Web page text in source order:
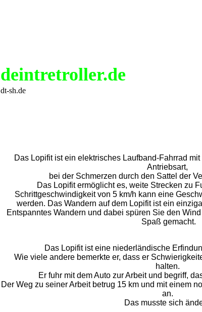
deintretroller.de
dt-sh.de
Das Lopifit ist ein elektrisches Laufband-Fahrrad
Antriebsart,
bei der Schmerzen durch den Sattel der
Das Lopifit ermöglicht es, weite Strecken zu
Schrittgeschwindigkeit von 5 km/h kann eine
werden. Das Wandern auf dem Lopifit ist ein
Entspanntes Wandern und dabei spüren Sie den
Spaß gemacht.
Das Lopifit ist eine niederländische
Wie viele andere bemerkte er, dass er
halten.
Er fuhr mit dem Auto zur Arbeit und begriff,
Der Weg zu seiner Arbeit betrug 15 km und mit einem
an.
Das musste sich